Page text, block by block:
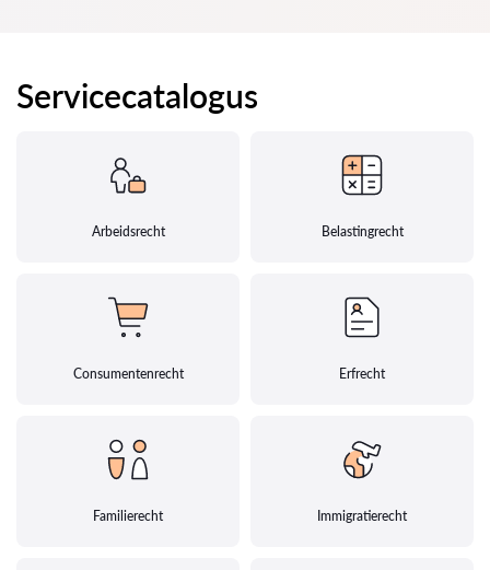
Servicecatalogus
Arbeidsrecht Belastingrecht
Consumentenrecht Erfrecht
Familierecht Immigratierecht